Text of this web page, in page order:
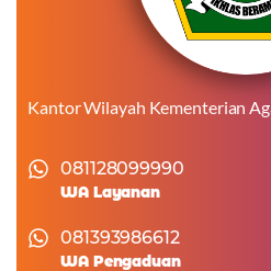
Kantor Wilayah Kementerian
081128099990
WA Layanan
081393986612
WA Pengaduan